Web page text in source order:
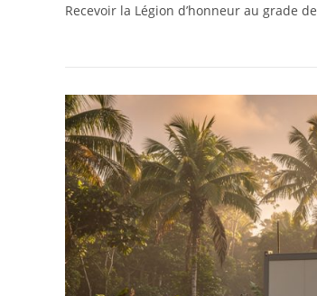
Recevoir la Légion d’honneur au grade de